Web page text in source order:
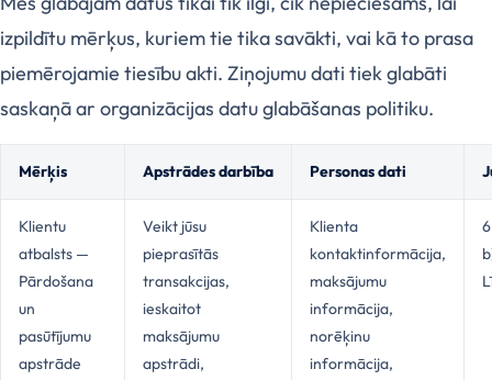
izpildītu mērķus, kuriem tie tika savākti, vai kā to prasa
piemērojamie tiesību akti. Ziņojumu dati tiek glabāti
saskaņā ar organizācijas datu glabāšanas politiku.
Mērķis Apstrādes darbība Personas dati
Klientu
atbalsts —
Pārdošana
un
pasūtījumu
apstrāde
Veikt jūsu
pieprasītās
transakcijas,
ieskaitot
maksājumu
apstrādi,
Klienta
kontaktinformācija,
maksājumu
informācija,
norēķinu
informācija,